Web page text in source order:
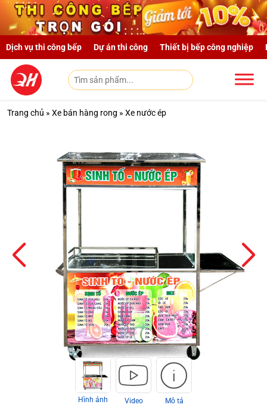
Skip to main content
Dịch vụ thi công bếp Dự án thi công Thiết bị bếp công nghiệp
Trang chủ » Xe bán hàng rong » Xe nước ép
Hình ảnh Video Mô tả